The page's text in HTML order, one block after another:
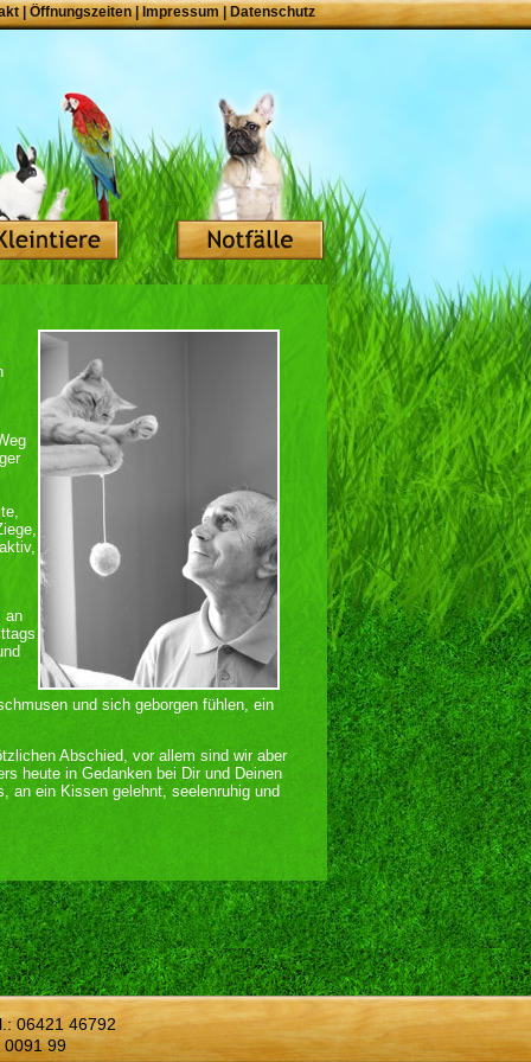
Öffnungszeiten| Impressum|Datenschutz
an
und sich geborgen fühlen, ein
Abschied, vor allem sind wir aber
heute in Gedanken bei Dir und Deinen
an ein Kissen gelehnt, seelenruhig und
06421 46792
0091 99